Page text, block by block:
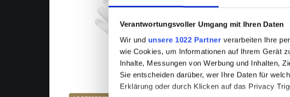
Verantwortungsvoller Umgang mit Ihren Daten
Wir und unsere 1022 Partner verarbeiten Ihre
wie Cookies, um Informationen auf Ihrem Gerät
Inhalte, Messungen von Werbung und Inhalten,
Sie entscheiden darüber, wer Ihre Daten für
Erklärung oder durch Klicken auf das Privacy